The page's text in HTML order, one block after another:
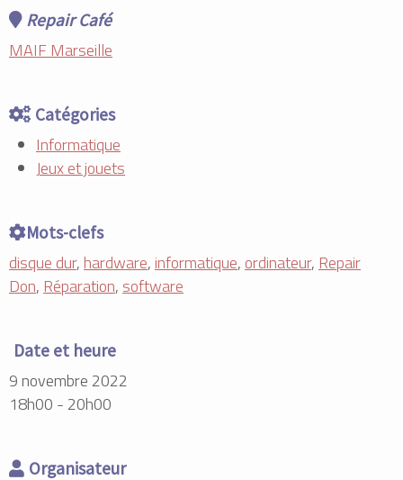
Repair Café
MAIF Marseille
Catégories
Informatique
Jeux et jouets
Mots-clefs
disque dur, hardware, informatique, ordinateur, Repair
Don, Réparation, software
Date et heure
9 novembre 2022
18h00 - 20h00
Organisateur